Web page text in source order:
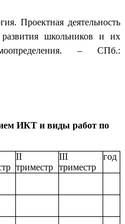
Проектная деятельность
развития школьников и их
– СПб.:
ИКТ и виды работ по
II
триместр
III
триместр
год